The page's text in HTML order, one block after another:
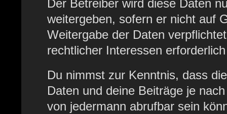
Der Betreiber wird diese Daten
weitergeben, sofern er nicht auf
Weitergabe der Daten
rechtlicher Interessen
Du nimmst zur Kenntnis, dass
Daten und deine Beiträge je
von jedermann abrufbar sein